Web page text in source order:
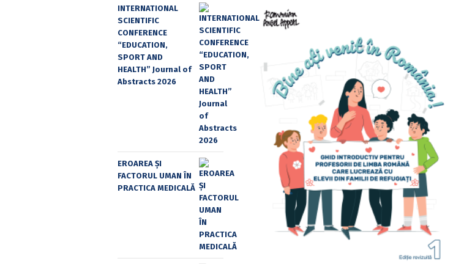
INTERNATIONAL
SCIENTIFIC
CONFERENCE
“EDUCATION,
SPORT AND
HEALTH” Journal of
Abstracts 2026
EROAREA ȘI
FACTORUL UMAN ÎN
PRACTICA MEDICALĂ